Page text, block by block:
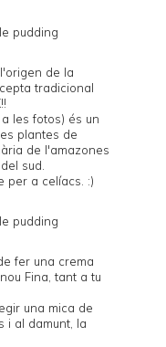
de la
tradicional
les fotos) és un
plantes de
de l'amazones
sud.
per a celíacs. :)
fer una crema
Fina, tant a tu
una mica de
i al damunt, la